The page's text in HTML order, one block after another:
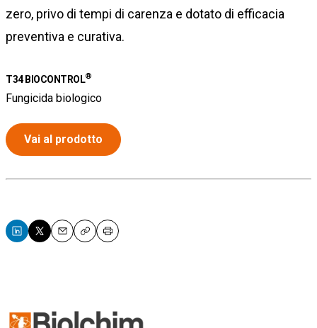
zero, privo di tempi di carenza e dotato di efficacia
preventiva e curativa.
T34 BIOCONTROL®
Fungicida biologico
Vai al prodotto
EmailCopyPrint